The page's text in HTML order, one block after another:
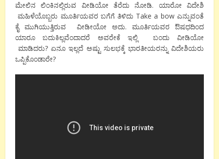
ಮೇಲಿನ ಲಿಂಕಿನಲ್ಲಿರುವ ವೀಡಿಯೋ ತೆರೆದು ನೋಡಿ. ಯಾರೋ ವಿದೇಶಿ
ಮಹಿಳೆಯೊಬ್ಬರು ಮೂರ್ತಿಯವರ ಬಗೆಗೆ ತಿಳಿದು Take a bow ಎನ್ನುವಂತೆ
ಕೈ ಮುಗಿಯುತ್ತಿರುವ ವೀಡೀಯೋ ಅದು. ಮೂರ್ತಿಯವರ ಔಷಧದಿಂದ
ಯಾರೂ ಬದುಕಿಲ್ಲವೆಂದಾದರೆ ಅವರೇಕೆ ಇಲ್ಲಿ ಬಂದು ವೀಡಿಯೋ
ಮಾಡಿದರು? ಏನೂ ಇಲ್ಲದೆ ಅಷ್ಟು ಸುಲಭಕ್ಕೆ ಭಾರತೀಯರನ್ನು ವಿದೇಶಿಯರು
ಒಪ್ಪಿಕೊಂಡಾರೇ?